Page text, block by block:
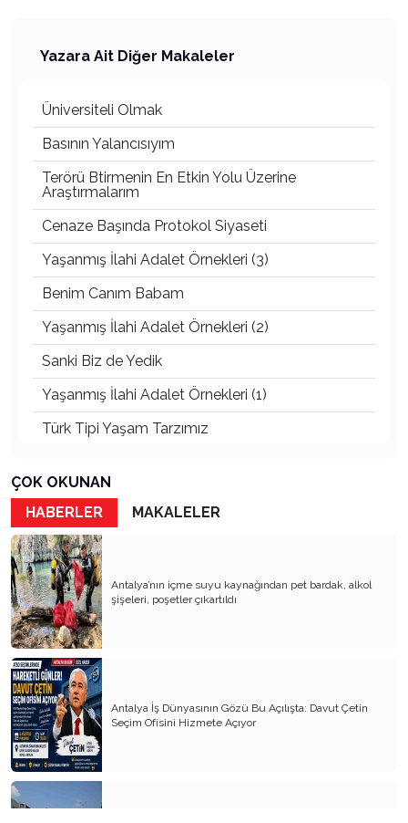
Yazara Ait Diğer Makaleler
Üniversiteli Olmak
Basının Yalancısıyım
Terörü Btirmenin En Etkin Yolu Üzerine
Araştırmalarım
Cenaze Başında Protokol Siyaseti
Yaşanmış İlahi Adalet Örnekleri (3)
Benim Canım Babam
Yaşanmış İlahi Adalet Örnekleri (2)
Sanki Biz de Yedik
Yaşanmış İlahi Adalet Örnekleri (1)
Türk Tipi Yaşam Tarzımız
Katil Ağaçlar
Keşke Herkes Sevdiği ve İyi Bildiği İşi Yapsa
Veda Mektubum
Avm’ler Sinek Avlıyor
Hangi Gazetecilerin Günü?
Çok Para, Çok Bela
Geçen Yıldan Akılda Kalanlar
Yeni Yıl Duam
Çağımızın Hastalığı Madde Bağımlılığı
Yürek Burkan İsyanlarım
ÇOK OKUNAN
HABERLER
MAKALELER
Antalya’nın içme suyu kaynağından pet bardak, alkol
şişeleri, poşetler çıkartıldı
Antalya İş Dünyasının Gözü Bu Açılışta: Davut Çetin
Seçim Ofisini Hizmete Açıyor